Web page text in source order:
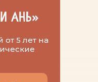
5 лет на
Ань»